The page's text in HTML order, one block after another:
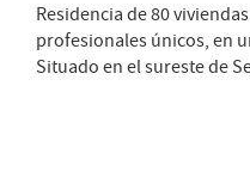
Residencia de 80
profesionales únicos, en
Situado en el sureste de